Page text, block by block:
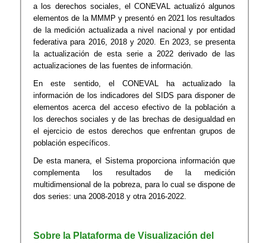
a los derechos sociales, el CONEVAL actualizó algunos
elementos de la MMMP y presentó en 2021 los resultados
de la medición actualizada a nivel nacional y por entidad
federativa para 2016, 2018 y 2020. En 2023, se presenta
la actualización de esta serie a 2022 derivado de las
actualizaciones de las fuentes de información.
En este sentido, el CONEVAL ha actualizado la
información de los indicadores del SIDS para disponer de
elementos acerca del acceso efectivo de la población a
los derechos sociales y de las brechas de desigualdad en
el ejercicio de estos derechos que enfrentan grupos de
población específicos.
De esta manera, el Sistema proporciona información que
complementa los resultados de la medición
multidimensional de la pobreza, para lo cual se dispone de
dos series: una 2008-2018 y otra 2016-2022.
Sobre la Plataforma de Visualización del